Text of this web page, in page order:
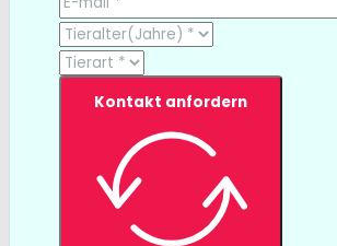
Kontakt anfordern
TESTSIEGER bereits ab € 13,35/
Mit einer Tierversicherung der